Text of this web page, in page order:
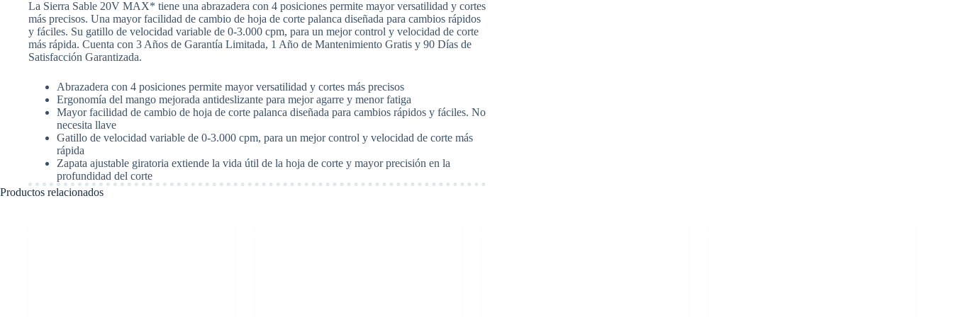
*
no
incluye
batería.
DeWalt
cantidad
La Sierra Sable 20V MAX* tiene una abrazadera con 4 posiciones permite mayor versatilidad y cortes
más precisos. Una mayor facilidad de cambio de hoja de corte palanca diseñada para cambios rápidos
y fáciles. Su gatillo de velocidad variable de 0-3.000 cpm, para un mejor control y velocidad de corte
más rápida. Cuenta con 3 Años de Garantía Limitada, 1 Año de Mantenimiento Gratis y 90 Días de
Satisfacción Garantizada.
Abrazadera con 4 posiciones permite mayor versatilidad y cortes más precisos
Ergonomía del mango mejorada antideslizante para mejor agarre y menor fatiga
Mayor facilidad de cambio de hoja de corte palanca diseñada para cambios rápidos y fáciles. No
necesita llave
Gatillo de velocidad variable de 0-3.000 cpm, para un mejor control y velocidad de corte más
rápida
Zapata ajustable giratoria extiende la vida útil de la hoja de corte y mayor precisión en la
profundidad del corte
Productos relacionados